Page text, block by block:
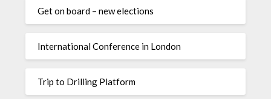
Get on board – new elections
International Conference in London
Trip to Drilling Platform